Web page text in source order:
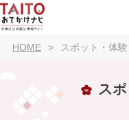
HOME スポット・体験
ス